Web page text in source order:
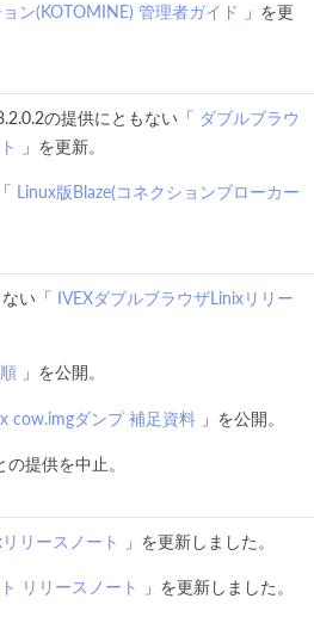
ン(KOTOMINE) 管理者ガイド
」を更
の提供にともない「 ダブルブラウ
」を更新。
Linux版Blaze(コネクションブローカー
い「 IVEXダブルブラウザLinixリリー
」を公開。
cow.imgダンプ 補足資料」を公開。
提供を中止。
リースノート 」を更新しました。
リリースノート 」を更新しました。